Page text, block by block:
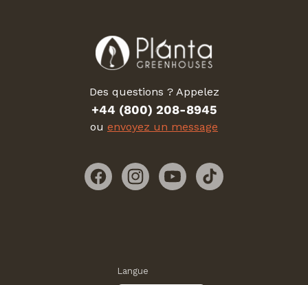
Des questions ? Appelez
+44 (800) 208-8945
ou envoyez un message
FacebookInstagramYouTubeTikTok
Langue